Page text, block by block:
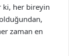
ki, her bireyin
zaman en